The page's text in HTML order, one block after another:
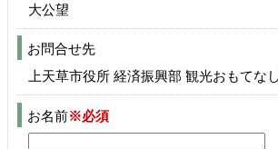
大公望
お問合せ先
上天草市役所 経済振興部 観光おもてな
お名前※必須